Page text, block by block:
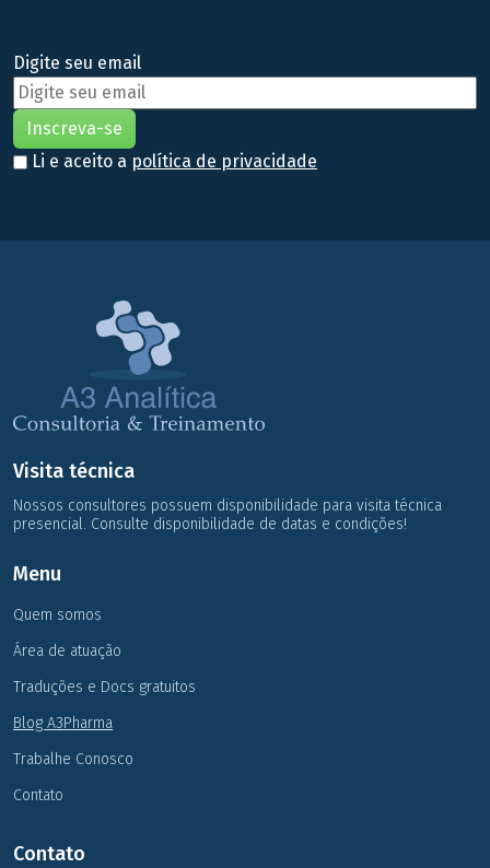
Digite seu email
Li e aceito a política de privacidade
Visita técnica
Nossos consultores possuem disponibilidade para visita técnica
presencial. Consulte disponibilidade de datas e condições!
Menu
Quem somos
Área de atuação
Traduções e Docs gratuitos
Blog A3Pharma
Trabalhe Conosco
Contato
Contato